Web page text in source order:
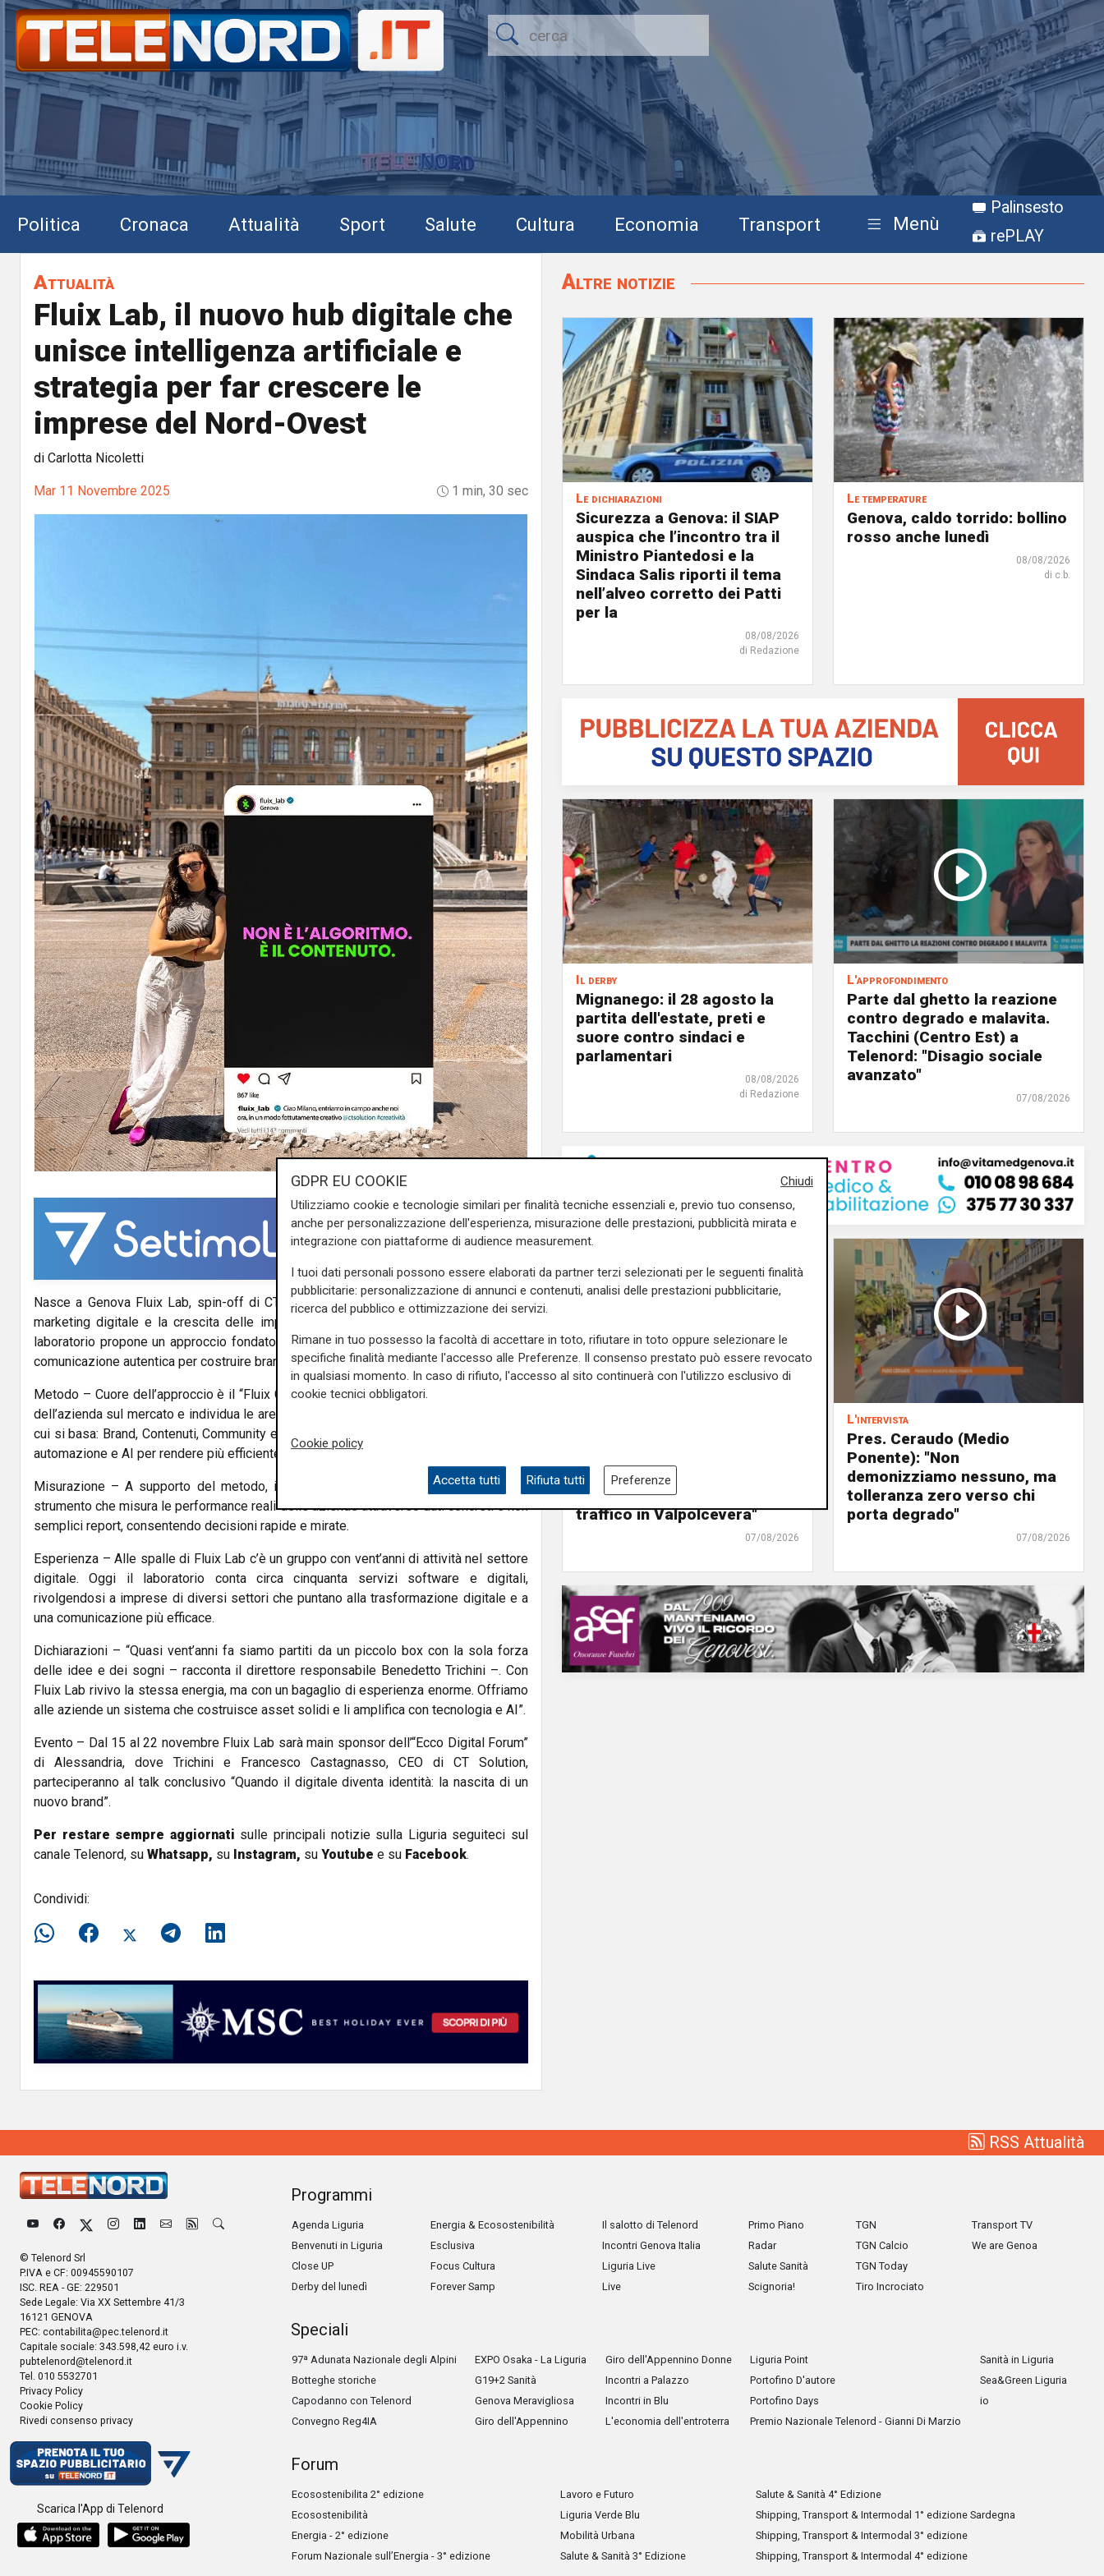
Politica Cronaca Attualità Sport Salute Cultura Economia Transport Menù
Palinsesto
rePLAY
Attualità
Fluix Lab, il nuovo hub digitale che
unisce intelligenza artificiale e
strategia per far crescere le
imprese del Nord-Ovest
di Carlotta Nicoletti
Mar 11 Novembre 2025 1 min, 30 sec
Nasce a Genova Fluix Lab, spin-off di CT Solution, con l’obiettivo di rivoluzionare il
marketing digitale e la crescita delle imprese di Liguria, Lombardia e Piemonte. Il
laboratorio propone un approccio fondato su intelligenza artificiale, analisi dei dati e
comunicazione autentica per costruire brand solidi e riconoscibili.
Metodo – Cuore dell’approccio è il “Fluix Core”, un sistema che analizza la posizione
dell’azienda sul mercato e individua le aree di maggior potenziale. Quattro i pilastri su
cui si basa: Brand, Contenuti, Community e Growth. Ogni elemento integra strumenti di
automazione e AI per rendere più efficiente la strategia digitale.
Misurazione – A supporto del metodo, il team ha sviluppato il “Fluix Impact”, uno
strumento che misura le performance reali delle aziende attraverso dati concreti e non
semplici report, consentendo decisioni rapide e mirate.
Esperienza – Alle spalle di Fluix Lab c’è un gruppo con vent’anni di attività nel settore
digitale. Oggi il laboratorio conta circa cinquanta servizi software e digitali,
rivolgendosi a imprese di diversi settori che puntano alla trasformazione digitale e a
una comunicazione più efficace.
Dichiarazioni – “Quasi vent’anni fa siamo partiti da un piccolo box con la sola forza
delle idee e dei sogni – racconta il direttore responsabile Benedetto Trichini –. Con
Fluix Lab rivivo la stessa energia, ma con un bagaglio di esperienza enorme. Offriamo
alle aziende un sistema che costruisce asset solidi e li amplifica con tecnologia e AI”.
Evento – Dal 15 al 22 novembre Fluix Lab sarà main sponsor dell’“Ecco Digital Forum”
di Alessandria, dove Trichini e Francesco Castagnasso, CEO di CT Solution,
parteciperanno al talk conclusivo “Quando il digitale diventa identità: la nascita di un
nuovo brand”.
Per restare sempre aggiornati sulle principali notizie sulla Liguria seguiteci sul
canale Telenord, su Whatsapp, su Instagram, su Youtube e su Facebook.
Condividi:
Altre notizie
Le dichiarazioni
Sicurezza a Genova: il SIAP
auspica che l’incontro tra il
Ministro Piantedosi e la
Sindaca Salis riporti il tema
nell’alveo corretto dei Patti
per la
08/08/2026
di Redazione
Le temperature
Genova, caldo torrido: bollino
rosso anche lunedì
08/08/2026
di c.b.
Il derby
Mignanego: il 28 agosto la
partita dell'estate, preti e
suore contro sindaci e
parlamentari
08/08/2026
di Redazione
L'approfondimento
Parte dal ghetto la reazione
contro degrado e malavita.
Tacchini (Centro Est) a
Telenord: "Disagio sociale
avanzato"
07/08/2026
"Riapertura di via Lepanto
ottima notizia per ridurre il
traffico in Valpolcevera"
07/08/2026
L'intervista
Pres. Ceraudo (Medio
Ponente): "Non
demonizziamo nessuno, ma
tolleranza zero verso chi
porta degrado"
07/08/2026
RSS Attualità
© Telenord Srl
P.IVA e CF: 00945590107
ISC. REA - GE: 229501
Sede Legale: Via XX Settembre 41/3
16121 GENOVA
PEC: contabilita@pec.telenord.it
Capitale sociale: 343.598,42 euro i.v.
pubtelenord@telenord.it
Tel. 010 5532701
Privacy Policy
Cookie Policy
Rivedi consenso privacy
Scarica l'App di Telenord
Programmi
Agenda Liguria
Benvenuti in Liguria
Close UP
Derby del lunedì
Energia & Ecosostenibilità
Esclusiva
Focus Cultura
Forever Samp
Il salotto di Telenord
Incontri Genova Italia
Liguria Live
Live
Primo Piano
Radar
Salute Sanità
Scignoria!
TGN
TGN Calcio
TGN Today
Tiro Incrociato
Transport TV
We are Genoa
Speciali
97ª Adunata Nazionale degli Alpini
Botteghe storiche
Capodanno con Telenord
Convegno Reg4IA
EXPO Osaka - La Liguria
G19+2 Sanità
Genova Meravigliosa
Giro dell'Appennino
Giro dell'Appennino Donne
Incontri a Palazzo
Incontri in Blu
L'economia dell'entroterra
Liguria Point
Portofino D'autore
Portofino Days
Premio Nazionale Telenord - Gianni Di Marzio
Sanità in Liguria
Sea&Green Liguria
io
Forum
Ecosostenibilita 2° edizione
Ecosostenibilità
Energia - 2° edizione
Forum Nazionale sull’Energia - 3° edizione
Lavoro e Futuro
Liguria Verde Blu
Mobilità Urbana
Salute & Sanità 3° Edizione
Salute & Sanità 4° Edizione
Shipping, Transport & Intermodal 1° edizione Sardegna
Shipping, Transport & Intermodal 3° edizione
Shipping, Transport & Intermodal 4° edizione
Chiudi
GDPR EU COOKIE
Utilizziamo cookie e tecnologie similari per finalità tecniche essenziali e, previo tuo consenso,
anche per personalizzazione dell'esperienza, misurazione delle prestazioni, pubblicità mirata e
integrazione con piattaforme di audience measurement.
I tuoi dati personali possono essere elaborati da partner terzi selezionati per le seguenti finalità
pubblicitarie: personalizzazione di annunci e contenuti, analisi delle prestazioni pubblicitarie,
ricerca del pubblico e ottimizzazione dei servizi.
Rimane in tuo possesso la facoltà di accettare in toto, rifiutare in toto oppure selezionare le
specifiche finalità mediante l'accesso alle Preferenze. Il consenso prestato può essere revocato
in qualsiasi momento. In caso di rifiuto, l'accesso al sito continuerà con l'utilizzo esclusivo di
cookie tecnici obbligatori.
Cookie policy
Accetta tutti Rifiuta tutti Preferenze